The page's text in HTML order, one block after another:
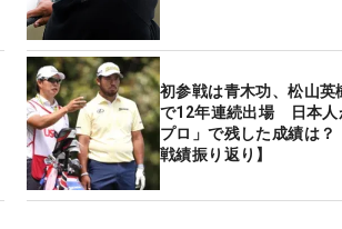
初参戦は青木功、松山英
で12年連続出場 日本人
プロ」で残した成績は？
戦績振り返り】